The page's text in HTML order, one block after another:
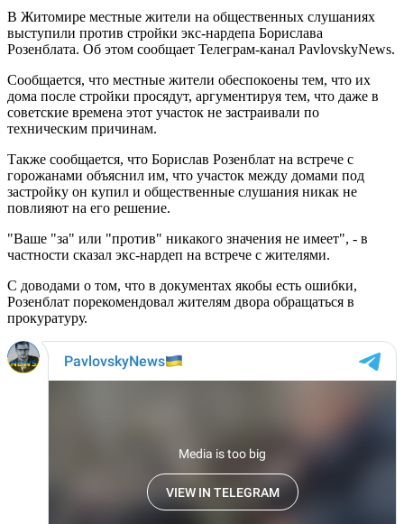
В Житомире местные жители на общественных слушаниях
выступили против стройки экс-нардепа Борислава
Розенблата. Об этом сообщает Телеграм-канал PavlovskyNews.
Сообщается, что местные жители обеспокоены тем, что их
дома после стройки просядут, аргументируя тем, что даже в
советские времена этот участок не застраивали по
техническим причинам.
Также сообщается, что Борислав Розенблат на встрече с
горожанами объяснил им, что участок между домами под
застройку он купил и общественные слушания никак не
повлияют на его решение.
"Ваше "за" или "против" никакого значения не имеет", - в
частности сказал экс-нардеп на встрече с жителями.
С доводами о том, что в документах якобы есть ошибки,
Розенблат порекомендовал жителям двора обращаться в
прокуратуру.